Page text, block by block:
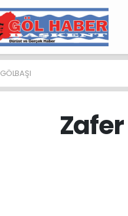
GÖLBAŞI
Zafer